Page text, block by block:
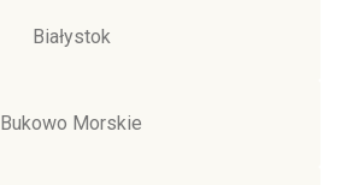
Białystok
Bukowo Morskie